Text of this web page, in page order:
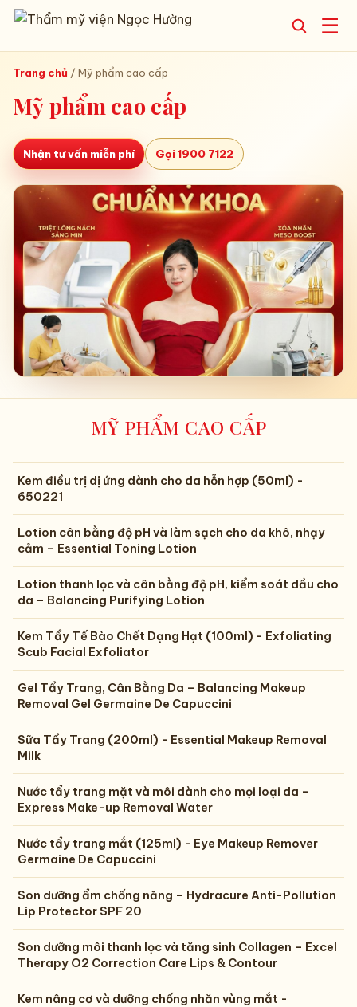
☰
Trang chủ / Mỹ phẩm cao cấp
Mỹ phẩm cao cấp
Nhận tư vấn miễn phí Gọi 1900 7122
MỸ PHẨM CAO CẤP
Kem điều trị dị ứng dành cho da hỗn hợp (50ml) -
650221
Lotion cân bằng độ pH và làm sạch cho da khô, nhạy
cảm – Essential Toning Lotion
Lotion thanh lọc và cân bằng độ pH, kiểm soát dầu cho
da – Balancing Purifying Lotion
Kem Tẩy Tế Bào Chết Dạng Hạt (100ml) - Exfoliating
Scub Facial Exfoliator
Gel Tẩy Trang, Cân Bằng Da – Balancing Makeup
Removal Gel Germaine De Capuccini
Sữa Tẩy Trang (200ml) - Essential Makeup Removal
Milk
Nước tẩy trang mặt và môi dành cho mọi loại da –
Express Make-up Removal Water
Nước tẩy trang mắt (125ml) - Eye Makeup Remover
Germaine De Capuccini
Son dưỡng ẩm chống năng – Hydracure Anti-Pollution
Lip Protector SPF 20
Son dưỡng môi thanh lọc và tăng sinh Collagen – Excel
Therapy O2 Correction Care Lips & Contour
Kem nâng cơ và dưỡng chống nhăn vùng mắt -